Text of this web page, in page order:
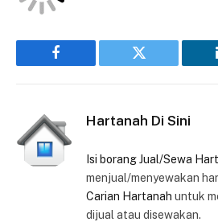
Facebook Twitter
Hartanah Di Sini
Isi borang Jual/Sewa
menjual/menyewakan
Carian Hartanah untuk
dijual atau disewakan.